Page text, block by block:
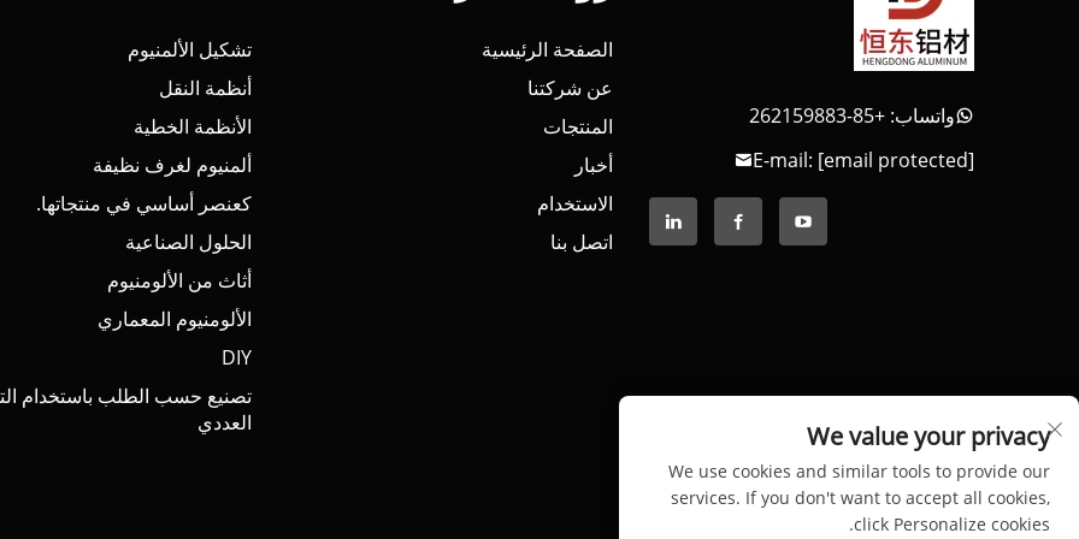
واتساب: +85-262159883
E-mail: [email protected]
الصفحة الرئيسية
عن شركتنا
المنتجات
أخبار
الاستخدام
اتصل بنا
تشكيل الألمنيوم
أنظمة النقل
الأنظمة الخطية
ألمنيوم لغرف نظيفة
كعنصر أساسي في منتجاتها.
الحلول الصناعية
أثاث من الألومنيوم
الألومنيوم المعماري
DIY
تصنيع حسب الطلب باستخدام
العددي
We value your privacy
We use cookies and similar tools to provide our
services. If you don't want to accept all cookies,
click Personalize cookies.